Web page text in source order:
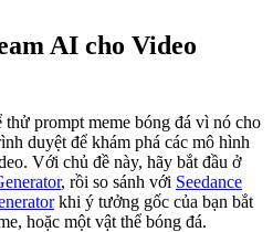
AI cho Video
thử prompt meme bóng đá vì nó cho
duyệt để khám phá các mô hình
Với chủ đề này, hãy bắt đầu ở
, rồi so sánh với Seedance
khi ý tưởng gốc của bạn bắt
hoặc một vật thể bóng đá.